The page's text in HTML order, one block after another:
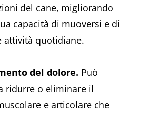
del cane, migliorando
capacità di muoversi e di
attività quotidiane.
del dolore. Può
ridurre o eliminare il
e articolare che